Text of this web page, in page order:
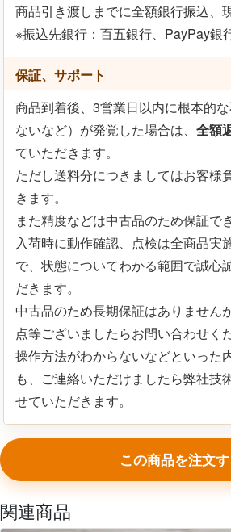
商品引き渡しまでに全額銀行振込、
※振込先銀行：百五銀行、PayPay銀
保証、サポート
商品到着後、3営業日以内に根本的
ないなど）が発覚した場合は、 全額
ていただきます。
ただし送料分につきましてはお客様
きます。
また精度などは中古品のため保証で
入荷時に動作確認、点検は全商品実
で、状態についてわかる範囲で誠心
だきます。
中古品のため長期保証はありません
点等ございましたらお問い合わせく
操作方法がわからないなどといった
も、ご連絡いただけましたら弊社技
せていただきます。
この商品を注文
関連商品